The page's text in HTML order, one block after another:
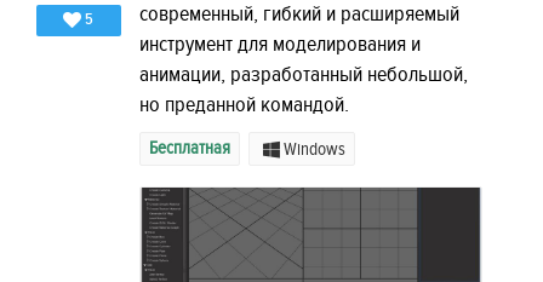
5
современный, гибкий и расширяемый
инструмент для моделирования и
анимации, разработанный небольшой,
но преданной командой.
Бесплатная Windows